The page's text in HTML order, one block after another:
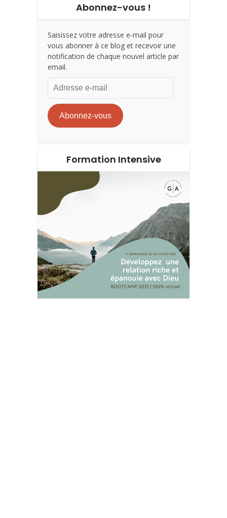
Abonnez-vous !
Saisissez votre adresse e-mail pour
vous abonner à ce blog et recevoir une
notification de chaque nouvel article par
email.
Adresse
e-
mail
Abonnez-vous
Formation Intensive